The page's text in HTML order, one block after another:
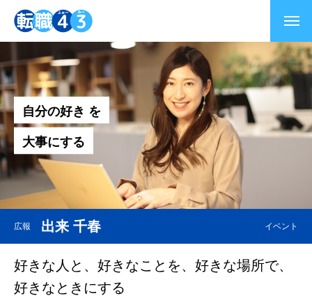
自分の好き を
大事にする
広報 出来 千春 イベント
好きな人と、好きなことを、好きな場所で、
好きなときにする